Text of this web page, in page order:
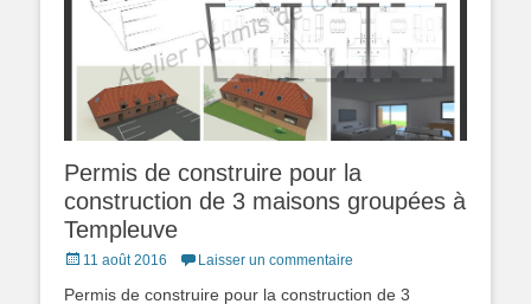
Permis de construire pour la
construction de 3 maisons groupées à
Templeuve
Posted
11 août 2016 Laisser un commentaire
Permis de construire pour la construction de 3